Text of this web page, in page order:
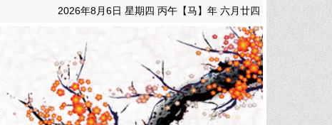
2026年8月6日 星期四 丙午【马】年 六月廿四